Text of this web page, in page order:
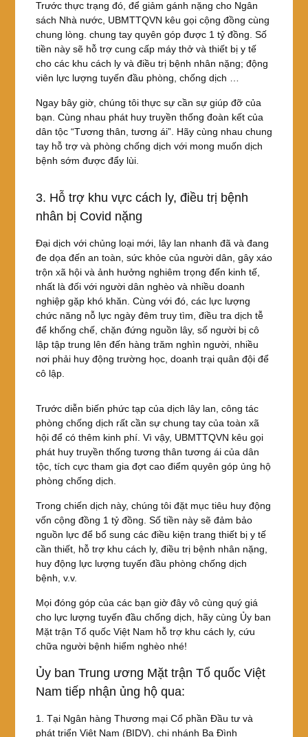
Trước thực trạng đó, để giảm gánh nặng cho Ngân
sách Nhà nước, UBMTTQVN kêu gọi cộng đồng cùng
chung lòng. chung tay quyên góp được 1 tỷ đồng. Số
tiền này sẽ hỗ trợ cung cấp máy thở và thiết bị y tế
cho các khu cách ly và điều trị bệnh nhân nặng; động
viên lực lượng tuyến đầu phòng, chống dịch …
Ngay bây giờ, chúng tôi thực sự cần sự giúp đỡ của
bạn. Cùng nhau phát huy truyền thống đoàn kết của
dân tộc “Tương thân, tương ái”. Hãy cùng nhau chung
tay hỗ trợ và phòng chống dịch với mong muốn dịch
bệnh sớm được đẩy lùi.
3. Hỗ trợ khu vực cách ly, điều trị bệnh
nhân bị Covid nặng
Đại dịch với chủng loại mới, lây lan nhanh đã và đang
đe dọa đến an toàn, sức khỏe của người dân, gây xáo
trộn xã hội và ảnh hưởng nghiêm trọng đến kinh tế,
nhất là đối với người dân nghèo và nhiều doanh
nghiệp gặp khó khăn. Cùng với đó, các lực lượng
chức năng nỗ lực ngày đêm truy tìm, điều tra dịch tễ
để khống chế, chặn đứng nguồn lây, số người bị cô
lập tập trung lên đến hàng trăm nghìn người, nhiều
nơi phải huy động trường học, doanh trại quân đội để
cô lập.
Trước diễn biến phức tạp của dịch lây lan, công tác
phòng chống dịch rất cần sự chung tay của toàn xã
hội để có thêm kinh phí. Vì vậy, UBMTTQVN kêu gọi
phát huy truyền thống tương thân tương ái của dân
tộc, tích cực tham gia đợt cao điểm quyên góp ủng hộ
phòng chống dịch.
Trong chiến dịch này, chúng tôi đặt mục tiêu huy động
vốn cộng đồng 1 tỷ đồng. Số tiền này sẽ đảm bảo
nguồn lực để bổ sung các điều kiện trang thiết bị y tế
cần thiết, hỗ trợ khu cách ly, điều trị bệnh nhân nặng,
huy động lực lượng tuyến đầu phòng chống dịch
bệnh, v.v.
Mọi đóng góp của các bạn giờ đây vô cùng quý giá
cho lực lượng tuyến đầu chống dịch, hãy cùng Ủy ban
Mặt trận Tổ quốc Việt Nam hỗ trợ khu cách ly, cứu
chữa người bệnh hiểm nghèo nhé!
Ủy ban Trung ương Mặt trận Tổ quốc Việt
Nam tiếp nhận ủng hộ qua:
1. Tại Ngân hàng Thương mại Cổ phần Đầu tư và
phát triển Việt Nam (BIDV), chi nhánh Ba Đình